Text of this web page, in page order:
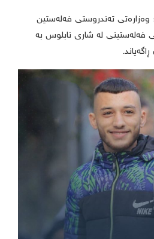
وەزارەتی تەندروستی فەلەستین
فەلەستینی لە شاری نابلوس بە